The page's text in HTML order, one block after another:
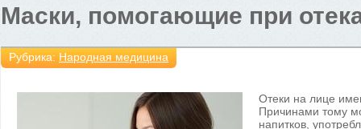
Маски, помогающие при
Рубрика: Народная медицина
Отеки на лице
Причинами тому
напитков,